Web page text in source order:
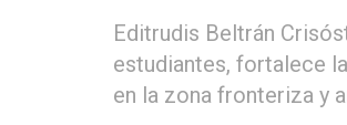
Editrudis Beltrán
estudiantes, fortalece
en la zona fronteriza y